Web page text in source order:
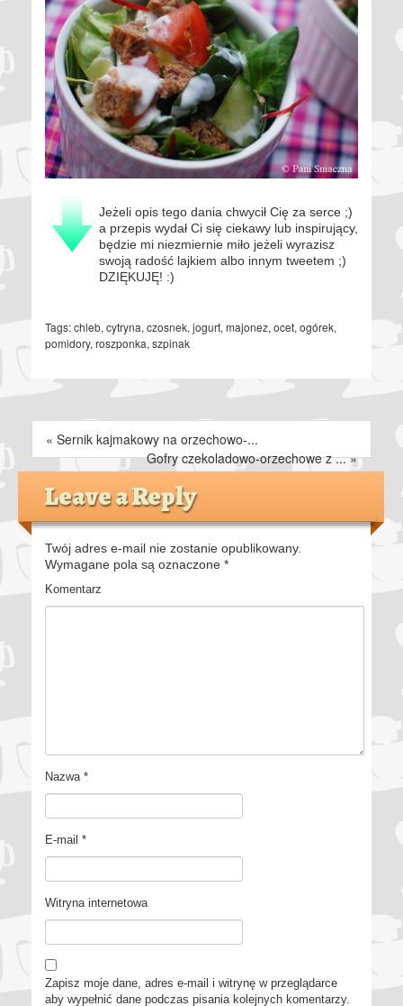
Jeżeli opis tego dania chwycił Cię za serce ;)
a przepis wydał Ci się ciekawy lub inspirujący,
będzie mi niezmiernie miło jeżeli wyrazisz
swoją radość lajkiem albo innym tweetem ;)
DZIĘKUJĘ! :)
Tags:chleb, cytryna, czosnek, jogurt, majonez, ocet, ogórek,
pomidory, roszponka, szpinak
« Sernik kajmakowy na orzechowo-...
Gofry czekoladowo-orzechowe z ...»
Leave a Reply
Twój adres e-mail nie zostanie opublikowany.
Wymagane pola są oznaczone *
Komentarz
Nazwa *
E-mail *
Witryna internetowa
Zapisz moje dane, adres e-mail i witrynę w przeglądarce
aby wypełnić dane podczas pisania kolejnych komentarzy.